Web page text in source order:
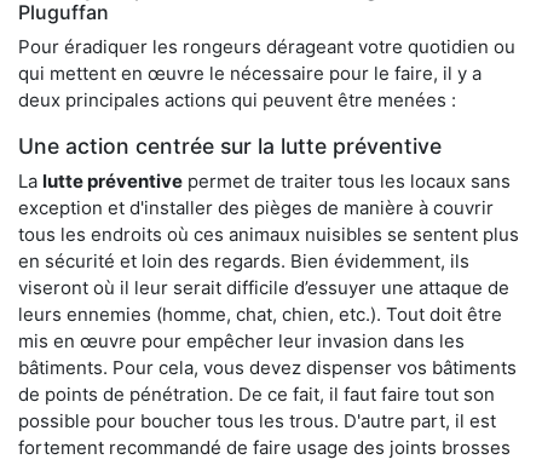
Pluguffan
Pour éradiquer les rongeurs dérageant votre quotidien ou
qui mettent en œuvre le nécessaire pour le faire, il y a
deux principales actions qui peuvent être menées :
Une action centrée sur la lutte préventive
La lutte préventive permet de traiter tous les locaux sans
exception et d'installer des pièges de manière à couvrir
tous les endroits où ces animaux nuisibles se sentent plus
en sécurité et loin des regards. Bien évidemment, ils
viseront où il leur serait difficile d’essuyer une attaque de
leurs ennemies (homme, chat, chien, etc.). Tout doit être
mis en œuvre pour empêcher leur invasion dans les
bâtiments. Pour cela, vous devez dispenser vos bâtiments
de points de pénétration. De ce fait, il faut faire tout son
possible pour boucher tous les trous. D'autre part, il est
fortement recommandé de faire usage des joints brosses